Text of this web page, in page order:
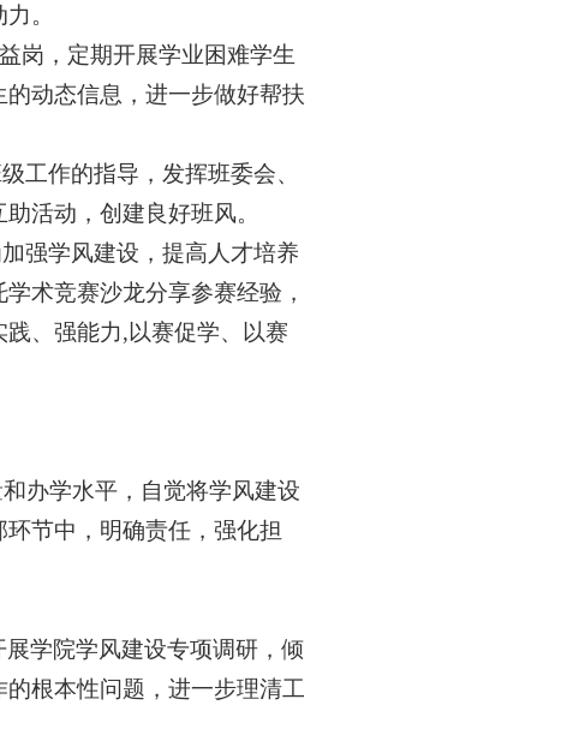
。
岗 ，定期开展学业困难学生
动态信息，进一步做好帮扶
工作的指导，发挥班委会、
活动，创建良好班风。
加强学风建设，提高人才培养
学术竞赛沙龙分享参赛经验 ，
践、强能力,以赛促学、以赛
办学水平，自觉将学风建设
节中，明确责任，强化担
展学院学风建设专项调研，倾
根本性问题，进一步理清工